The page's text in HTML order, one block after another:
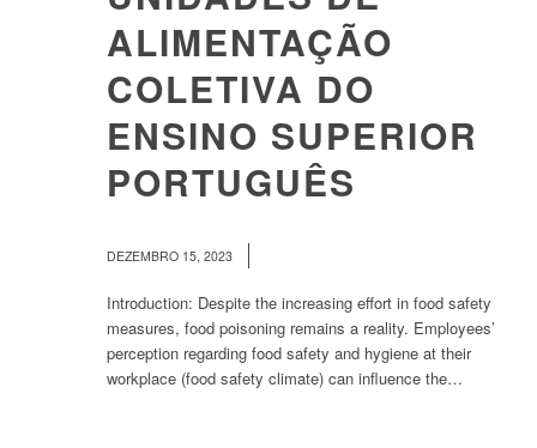
ALIMENTAÇÃO
COLETIVA DO
ENSINO SUPERIOR
PORTUGUÊS
DEZEMBRO 15, 2023
Introduction: Despite the increasing effort in food safety
measures, food poisoning remains a reality. Employees’
perception regarding food safety and hygiene at their
workplace (food safety climate) can influence the…